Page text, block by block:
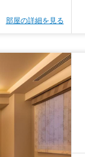
部屋の詳細を見る